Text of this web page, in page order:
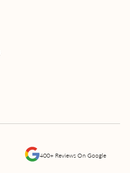
400+ Reviews On Google